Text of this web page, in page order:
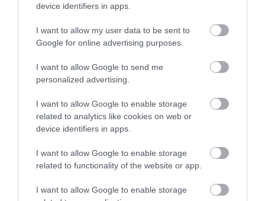
device identifiers in apps.
I want to allow my user data to be sent to
Google for online advertising purposes.
I want to allow Google to send me
personalized advertising.
I want to allow Google to enable storage
related to analytics like cookies on web or
device identifiers in apps.
I want to allow Google to enable storage
related to functionality of the website or app.
I want to allow Google to enable storage
AGRÁR
Így lesz kétszer annyi termésed ugyanazokról a
A konyhakerti zöldségek és fűszernövények természetes
regenerációs képességének kihasználásával, valamint a szakszerű
visszavágással és ápolással egészen az első fagyokig biztosíthatjuk